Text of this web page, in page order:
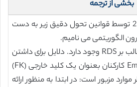
بخشی از ترجمه
از آنجا که RDS در شکل 2 توسط قوانین تحول دقیق زیر به دست
الگوریتمی می نامیم.
با اینحال، برخی ابهامات غالب بر RDS وجود دارد. دلایل برای داشتن
کلید ابتدائی (PK)، EmpNo کارکنان بعنوان یک کلید خارجی (FK)
موارد مزبور است: در ابتدا به منظور ارائه